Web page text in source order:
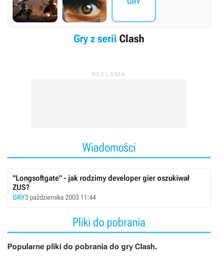
Gry z serii Clash
Wiadomości
"Longsoftgate" - jak rodzimy developer gier oszukiwał
ZUS?
GRY3 października 2003 11:44
Pliki do pobrania
Popularne pliki do pobrania do gry Clash.